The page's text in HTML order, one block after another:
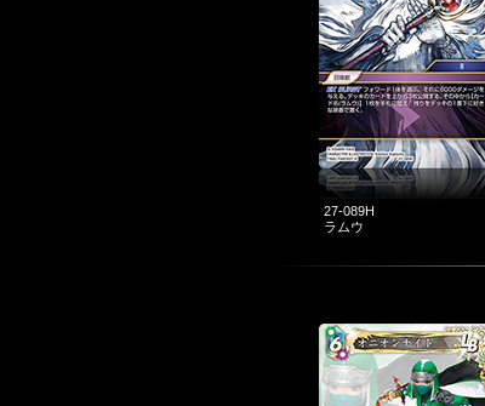
27-089H
ラムウ